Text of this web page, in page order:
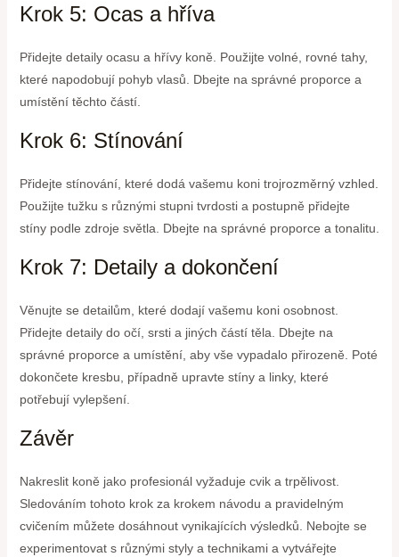
Krok 5: Ocas a hříva
Přidejte detaily ocasu a hřívy koně. Použijte volné, rovné tahy,
které napodobují pohyb vlasů. Dbejte na správné proporce a
umístění těchto částí.
Krok 6: Stínování
Přidejte stínování, které dodá vašemu koni trojrozměrný vzhled.
Použijte tužku s různými stupni tvrdosti a postupně přidejte
stíny podle zdroje světla. Dbejte na správné proporce a tonalitu.
Krok 7: Detaily a dokončení
Věnujte se detailům, které dodají vašemu koni osobnost.
Přidejte detaily do očí, srsti a jiných částí těla. Dbejte na
správné proporce a umístění, aby vše vypadalo přirozeně. Poté
dokončete kresbu, případně upravte stíny a linky, které
potřebují vylepšení.
Závěr
Nakreslit koně jako profesionál vyžaduje cvik a trpělivost.
Sledováním tohoto krok za krokem návodu a pravidelným
cvičením můžete dosáhnout vynikajících výsledků. Nebojte se
experimentovat s různými styly a technikami a vytvářejte